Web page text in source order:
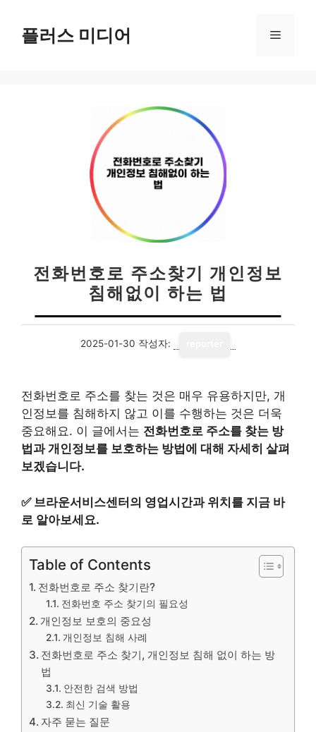
플러스 미디어 메
전화번호로 주소찾기 개인정보
침해없이 하는 법
2025-01-30 작성자:
전화번호로 주소를 찾는 것은 매우 유용하지만, 개
인정보를 침해하지 않고 이를 수행하는 것은 더욱
중요해요. 이 글에서는 전화번호로 주소를 찾는 방
법과 개인정보를 보호하는 방법에 대해 자세히 살펴
보겠습니다.
✅ 브라운서비스센터의 영업시간과 위치를 지금 바
로 알아보세요.
Table of Contents
전화번호로 주소 찾기란?
전화번호 주소 찾기의 필요성
개인정보 보호의 중요성
개인정보 침해 사례
전화번호로 주소 찾기, 개인정보 침해 없이 하는 방
법
안전한 검색 방법
최신 기술 활용
자주 묻는 질문